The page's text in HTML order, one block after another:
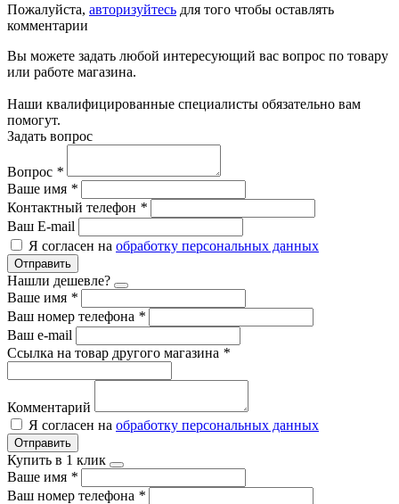
Пожалуйста, авторизуйтесь для того чтобы оставлять
комментарии
Вы можете задать любой интересующий вас вопрос по товару
или работе магазина.
Наши квалифицированные специалисты обязательно вам
помогут.
Задать вопрос
Вопрос *
Ваше имя *
Контактный телефон *
Ваш E-mail
Я согласен на обработку персональных данных
Отправить
Нашли дешевле?
Ваше имя *
Ваш номер телефона *
Ваш e-mail
Ссылка на товар другого магазина *
Комментарий
Я согласен на обработку персональных данных
Отправить
Купить в 1 клик
Ваше имя *
Ваш номер телефона *